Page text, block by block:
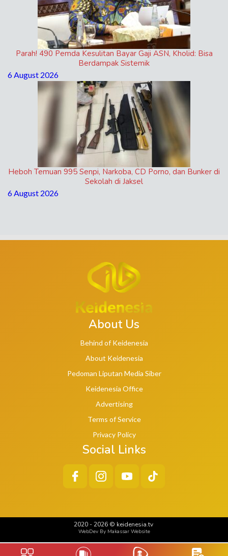
Parah! 490 Pemda Kesulitan Bayar Gaji ASN, Kholid: Bisa
Berdampak Sistemik
6 August 2026
Heboh Temuan 995 Senpi, Narkoba, CD Porno, dan Bunker di
Sekolah di Jaksel
6 August 2026
About Us
Behind of Keidenesia
About Keidenesia
Pedoman Liputan Media Siber
Keidenesia Office
Advertising
Terms of Service
Privacy Policy
Social Links
2020 - 2026© keidenesia.tv
WebDev By Makassar Website